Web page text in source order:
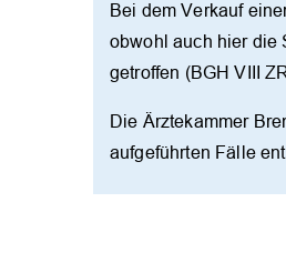
Bei dem Verkauf
obwohl auch hier die
getroffen (BGH VIII
Die Ärztekammer
aufgeführten Fälle